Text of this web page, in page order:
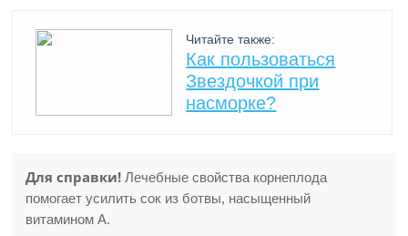
Читайте также:
Как пользоваться
Звездочкой при
насморке?
Для справки! Лечебные свойства корнеплода
помогает усилить сок из ботвы, насыщенный
витамином А.